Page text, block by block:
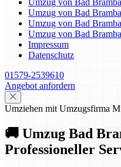
Umzug von Bad
Umzug von Bad
Umzug von Bad
Umzug von Bad
Impressum
Datenschutz
01579-2539610
Angebot anfordern
Umziehen mit Umzugsfirma
🚚 Umzug Bad
Professioneller